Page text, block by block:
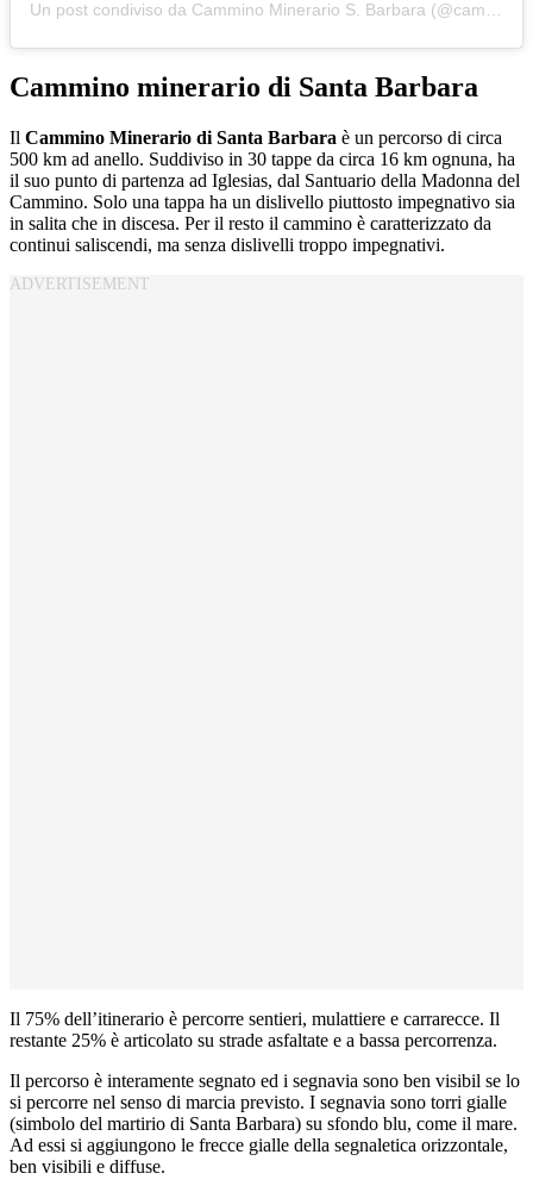
Cammino minerario di Santa Barbara
Il Cammino Minerario di Santa Barbara è un percorso di circa
500 km ad anello. Suddiviso in 30 tappe da circa 16 km ognuna, ha
il suo punto di partenza ad Iglesias, dal Santuario della Madonna del
Cammino. Solo una tappa ha un dislivello piuttosto impegnativo sia
in salita che in discesa. Per il resto il cammino è caratterizzato da
continui saliscendi, ma senza dislivelli troppo impegnativi.
Il 75% dell’itinerario è percorre sentieri, mulattiere e carrarecce. Il
restante 25% è articolato su strade asfaltate e a bassa percorrenza.
Il percorso è interamente segnato ed i segnavia sono ben visibil se lo
si percorre nel senso di marcia previsto. I segnavia sono torri gialle
(simbolo del martirio di Santa Barbara) su sfondo blu, come il mare.
Ad essi si aggiungono le frecce gialle della segnaletica orizzontale,
ben visibili e diffuse.